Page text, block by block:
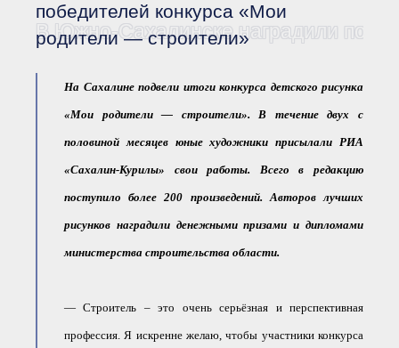
● Действующие документы
● Сбор предложений во
внутренние документы
Компенсационный фонд
● Реестр членов
«Сахалинстрой»
● Реестр членов
осуществляющих
строительный контроль
● Реестр членов
работодателей
● Реестр членов
Ассоциации — технических
заказчиков
победителей конкурса «Мои
родители — строители»
В Южно-Сахалинске наградили
На Сахалине подвели итоги конкурса детского рисунка
«Мои родители — строители».В течение двух с
половиной месяцев юные художники присылали РИА
«Сахалин-Курилы» свои работы. Всего в редакцию
поступило более 200 произведений. Авторов лучших
рисунков наградили денежными призами и дипломами
министерства строительства области.
— Строитель – это очень серьёзная и перспективная
профессия. Я искренне желаю, чтобы участники конкурса